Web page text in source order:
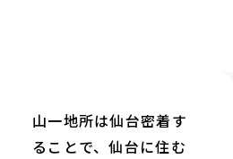
山一地所は仙台密着す
ることで、仙台に住む